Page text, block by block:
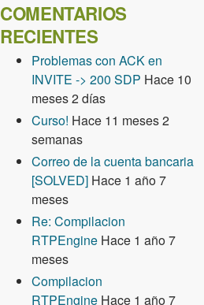
COMENTARIOS
RECIENTES
Problemas con ACK en
INVITE -> 200 SDP Hace 10
meses 2 días
Curso! Hace 11 meses 2
semanas
Correo de la cuenta bancaria
[SOLVED] Hace 1 año 7
meses
Re: Compilacion
RTPEngine Hace 1 año 7
meses
Compilacion
RTPEngine Hace 1 año 7